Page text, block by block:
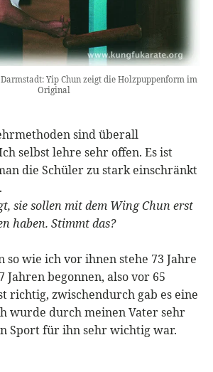
Yip Chun zeigt die Holzpuppenform im
Original
sind überall
selbst lehre sehr offen. Es ist
die Schüler zu stark einschränkt
sie sollen mit dem Wing Chun erst
haben. Stimmt das?
so wie ich vor ihnen stehe 73 Jahre
Jahren begonnen, also vor 65
richtig, zwischendurch gab es eine
wurde durch meinen Vater sehr
Sport für ihn sehr wichtig war.